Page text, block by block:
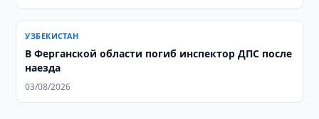
УЗБЕКИСТАН
В Ферганской области погиб инспектор ДПС после
наезда
03/08/2026